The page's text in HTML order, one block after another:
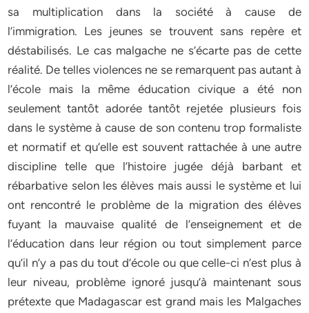
sa multiplication dans la société à cause de
l’immigration. Les jeunes se trouvent sans repère et
déstabilisés. Le cas malgache ne s’écarte pas de cette
réalité. De telles violences ne se remarquent pas autant à
l’école mais la même éducation civique a été non
seulement tantôt adorée tantôt rejetée plusieurs fois
dans le système à cause de son contenu trop formaliste
et normatif et qu’elle est souvent rattachée à une autre
discipline telle que l’histoire jugée déjà barbant et
rébarbative selon les élèves mais aussi le système et lui
ont rencontré le problème de la migration des élèves
fuyant la mauvaise qualité de l’enseignement et de
l’éducation dans leur région ou tout simplement parce
qu’il n’y a pas du tout d’école ou que celle-ci n’est plus à
leur niveau, problème ignoré jusqu’à maintenant sous
prétexte que Madagascar est grand mais les Malgaches